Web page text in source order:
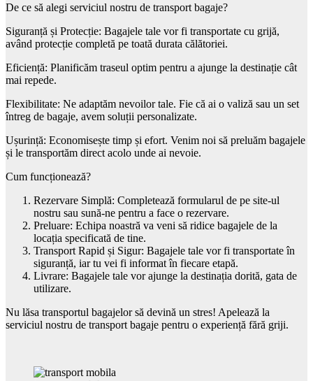
De ce să alegi serviciul nostru de transport bagaje?
Siguranță și Protecție: Bagajele tale vor fi transportate cu grijă,
având protecție completă pe toată durata călătoriei.
Eficiență: Planificăm traseul optim pentru a ajunge la destinație cât
mai repede.
Flexibilitate: Ne adaptăm nevoilor tale. Fie că ai o valiză sau un set
întreg de bagaje, avem soluții personalizate.
Ușurință: Economisește timp și efort. Venim noi să preluăm bagajele
și le transportăm direct acolo unde ai nevoie.
Cum funcționează?
Rezervare Simplă: Completează formularul de pe site-ul
nostru sau sună-ne pentru a face o rezervare.
Preluare: Echipa noastră va veni să ridice bagajele de la
locația specificată de tine.
Transport Rapid și Sigur: Bagajele tale vor fi transportate în
siguranță, iar tu vei fi informat în fiecare etapă.
Livrare: Bagajele tale vor ajunge la destinația dorită, gata de
utilizare.
Nu lăsa transportul bagajelor să devină un stres! Apelează la
serviciul nostru de transport bagaje pentru o experiență fără griji.